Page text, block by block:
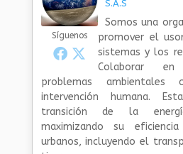
Síguenos
S.A.S
Somos una
promover el
sistemas y los
Colaborar
problemas
intervención humana.
transición de la
maximizando su
urbanos, incluyendo el